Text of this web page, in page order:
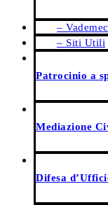
–
– Siti Utili
Patrocinio a
Mediazione
Difesa